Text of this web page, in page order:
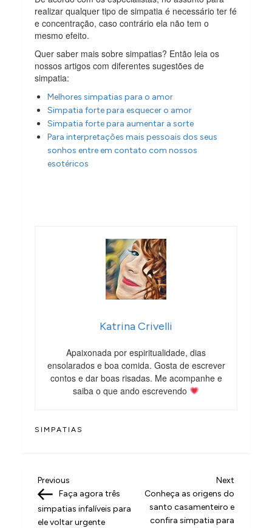
realizar qualquer tipo de simpatia é necessário ter fé
e concentração, caso contrário ela não tem o
mesmo efeito.
Quer saber mais sobre simpatias? Então leia os
nossos artigos com diferentes sugestões de
simpatia:
Melhores simpatias para o amor
Simpatia forte para esquecer o amor
Simpatia forte para aumentar a sorte
Para interpretações mais pessoais dos seus
sonhos entre em contato com nossos
esotéricos
Katrina Crivelli
Apaixonada por espiritualidade, dias
ensolarados e boa comida. Gosta de escrever
contos e dar boas risadas. Me acompanhe e
saiba o que ando escrevendo
SIMPATIAS
N
a
Previous
Post
Previous
Faça agora três
simpatias infalíveis para
ele voltar urgente
Next
Post
Next
Conheça as origens do
santo casamenteiro e
confira simpatia para